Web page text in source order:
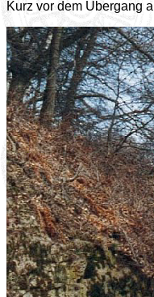
Kurz vor dem Übergang